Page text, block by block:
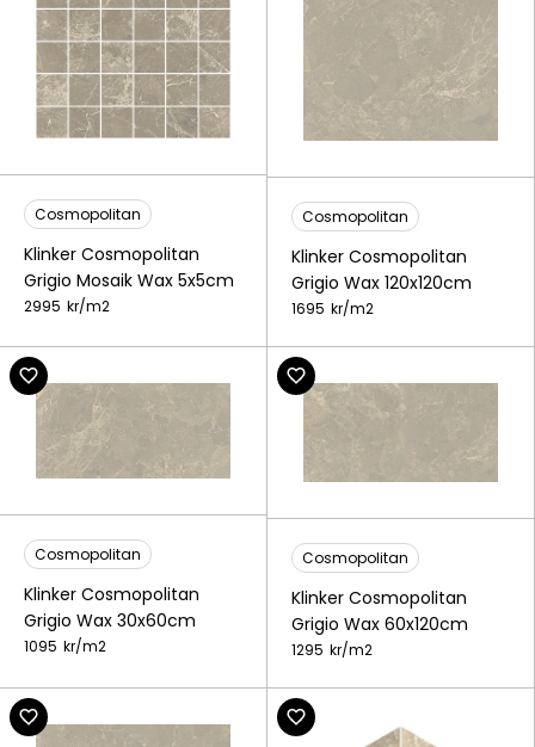
Cosmopolitan
Klinker Cosmopolitan
Grigio Mosaik Wax 5x5cm
2995 kr/m2
Cosmopolitan
Klinker Cosmopolitan
Grigio Wax 120x120cm
1695 kr/m2
Cosmopolitan
Klinker Cosmopolitan
Grigio Wax 30x60cm
1095 kr/m2
Cosmopolitan
Klinker Cosmopolitan
Grigio Wax 60x120cm
1295 kr/m2